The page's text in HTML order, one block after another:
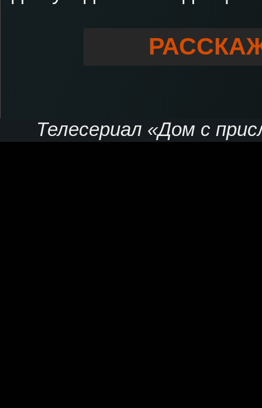
Телесериал «Дом с